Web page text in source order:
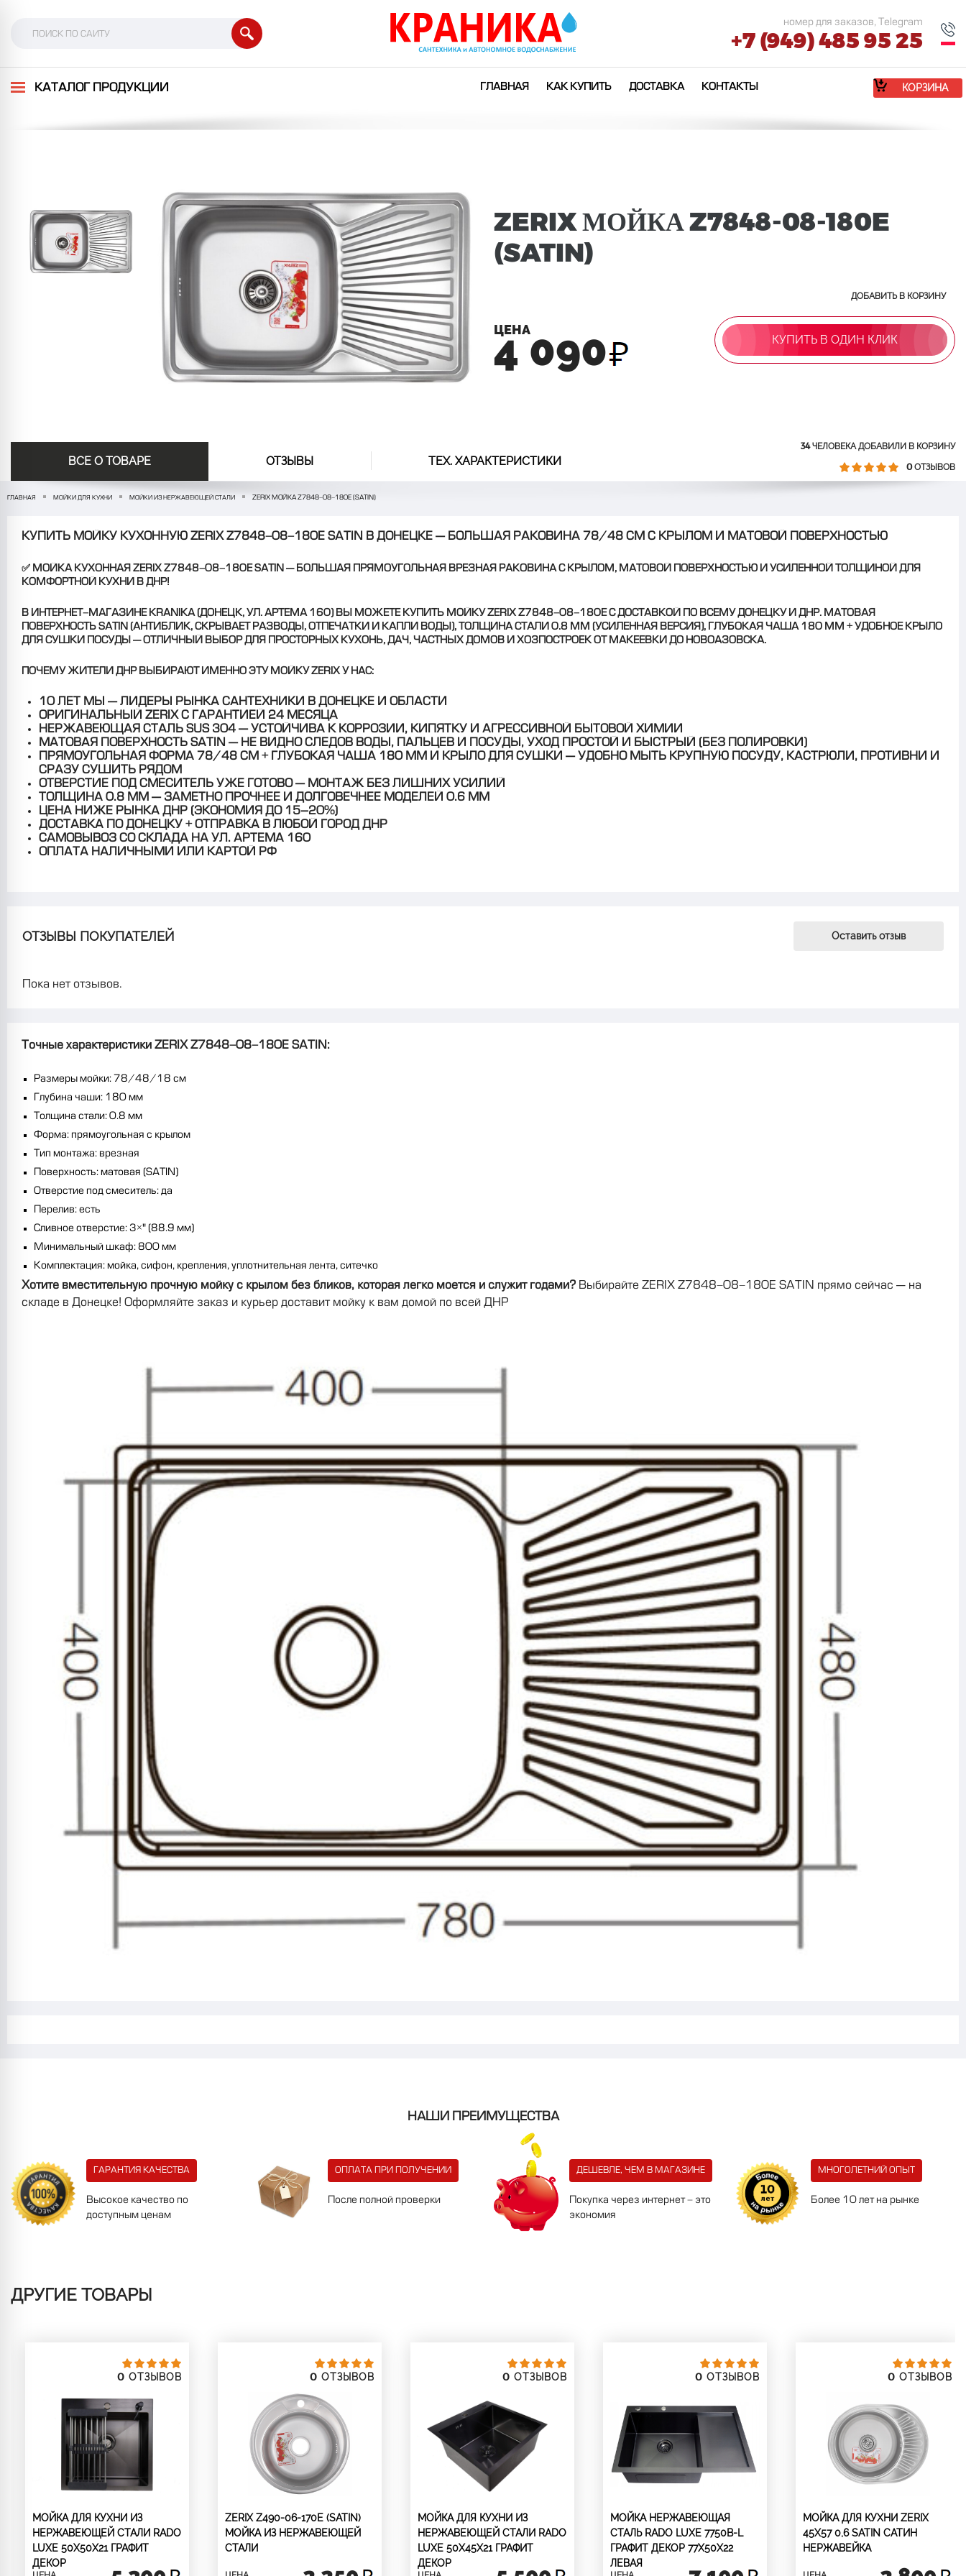
номер для заказов, Telegram
+7 (949) 485 95 25
КАТАЛОГ ПРОДУКЦИИ ГЛАВНАЯ КАК КУПИТЬ ДОСТАВКА КОНТАКТЫ КОРЗИНА
ZERIX МОЙКА Z7848-08-180E
(SATIN)
ДОБАВИТЬ В КОРЗИНУ
ЦЕНА
4 090 КУПИТЬ В ОДИН КЛИК
ВСЕ О ТОВАРЕ ОТЗЫВЫ ТЕХ. ХАРАКТЕРИСТИКИ
34ЧЕЛОВЕКА ДОБАВИЛИ В КОРЗИНУ
0ОТЗЫВОВ
ГЛАВНАЯ МОЙКИ ДЛЯ КУХНИ МОЙКИ ИЗ НЕРЖАВЕЮЩЕЙ СТАЛИ ZERIX МОЙКА Z7848-08-180E (SATIN)
КУПИТЬ МОЙКУ КУХОННУЮ ZERIX Z7848-08-180E SATIN В ДОНЕЦКЕ — БОЛЬШАЯ РАКОВИНА 78/48 СМ С КРЫЛОМ И МАТОВОЙ ПОВЕРХНОСТЬЮ
✅ МОЙКА КУХОННАЯ ZERIX Z7848-08-180E SATIN — БОЛЬШАЯ ПРЯМОУГОЛЬНАЯ ВРЕЗНАЯ РАКОВИНА С КРЫЛОМ, МАТОВОЙ ПОВЕРХНОСТЬЮ И УСИЛЕННОЙ ТОЛЩИНОЙ ДЛЯ
КОМФОРТНОЙ КУХНИ В ДНР!
В ИНТЕРНЕТ-МАГАЗИНЕ KRANIKA(ДОНЕЦК, УЛ. АРТЕМА 160) ВЫ МОЖЕТЕ КУПИТЬ МОЙКУ ZERIX Z7848-08-180EС ДОСТАВКОЙ ПО ВСЕМУ ДОНЕЦКУ И ДНР. МАТОВАЯ
ПОВЕРХНОСТЬ SATIN (АНТИБЛИК, СКРЫВАЕТ РАЗВОДЫ, ОТПЕЧАТКИ И КАПЛИ ВОДЫ), ТОЛЩИНА СТАЛИ 0.8 ММ (УСИЛЕННАЯ ВЕРСИЯ), ГЛУБОКАЯ ЧАША 180 ММ + УДОБНОЕ КРЫЛО
ДЛЯ СУШКИ ПОСУДЫ — ОТЛИЧНЫЙ ВЫБОР ДЛЯ ПРОСТОРНЫХ КУХОНЬ, ДАЧ, ЧАСТНЫХ ДОМОВ И ХОЗПОСТРОЕК ОТ МАКЕЕВКИ ДО НОВОАЗОВСКА.
ПОЧЕМУ ЖИТЕЛИ ДНР ВЫБИРАЮТ ИМЕННО ЭТУ МОЙКУ ZERIX У НАС:
10 ЛЕТ МЫ — ЛИДЕРЫ РЫНКА САНТЕХНИКИ В ДОНЕЦКЕ И ОБЛАСТИ
ОРИГИНАЛЬНЫЙ ZERIX С ГАРАНТИЕЙ 24 МЕСЯЦА
НЕРЖАВЕЮЩАЯ СТАЛЬ SUS 304 — УСТОЙЧИВА К КОРРОЗИИ, КИПЯТКУ И АГРЕССИВНОЙ БЫТОВОЙ ХИМИИ
МАТОВАЯ ПОВЕРХНОСТЬ SATIN — НЕ ВИДНО СЛЕДОВ ВОДЫ, ПАЛЬЦЕВ И ПОСУДЫ, УХОД ПРОСТОЙ И БЫСТРЫЙ (БЕЗ ПОЛИРОВКИ)
ПРЯМОУГОЛЬНАЯ ФОРМА 78/48 СМ + ГЛУБОКАЯ ЧАША 180 ММ И КРЫЛО ДЛЯ СУШКИ — УДОБНО МЫТЬ КРУПНУЮ ПОСУДУ, КАСТРЮЛИ, ПРОТИВНИ И
СРАЗУ СУШИТЬ РЯДОМ
ОТВЕРСТИЕ ПОД СМЕСИТЕЛЬ УЖЕ ГОТОВО — МОНТАЖ БЕЗ ЛИШНИХ УСИЛИЙ
ТОЛЩИНА 0.8 ММ — ЗАМЕТНО ПРОЧНЕЕ И ДОЛГОВЕЧНЕЕ МОДЕЛЕЙ 0.6 ММ
ЦЕНА НИЖЕ РЫНКА ДНР (ЭКОНОМИЯ ДО 15–20%)
ДОСТАВКА ПО ДОНЕЦКУ + ОТПРАВКА В ЛЮБОЙ ГОРОД ДНР
САМОВЫВОЗ СО СКЛАДА НА УЛ. АРТЕМА 160
ОПЛАТА НАЛИЧНЫМИ ИЛИ КАРТОЙ РФ
ОТЗЫВЫ ПОКУПАТЕЛЕЙ Оставить отзыв
Пока нет отзывов.
Точные характеристики ZERIX Z7848-08-180E SATIN:
Размеры мойки: 78/48/18 см
Глубина чаши: 180 мм
Толщина стали: 0.8 мм
Форма: прямоугольная с крылом
Тип монтажа: врезная
Поверхность: матовая (SATIN)
Отверстие под смеситель: да
Перелив: есть
Сливное отверстие: 3½" (88.9 мм)
Минимальный шкаф: 800 мм
Комплектация: мойка, сифон, крепления, уплотнительная лента, ситечко
Хотите вместительную прочную мойку с крылом без бликов, которая легко моется и служит годами? Выбирайте ZERIX Z7848-08-180E SATIN прямо сейчас — на
складе в Донецке! Оформляйте заказ и курьер доставит мойку к вам домой по всей ДНР
НАШИ ПРЕИМУЩЕСТВА
ГАРАНТИЯ КАЧЕСТВА
Высокое качество по
доступным ценам
ОПЛАТА ПРИ ПОЛУЧЕНИИ
После полной проверки
ДЕШЕВЛЕ, ЧЕМ В МАГАЗИНЕ
Покупка через интернет - это
экономия
МНОГОЛЕТНИЙ ОПЫТ
Более 10 лет на рынке
ДРУГИЕ ТОВАРЫ
0 ОТЗЫВОВ
МОЙКА ДЛЯ КУХНИ ИЗ
НЕРЖАВЕЮЩЕЙ СТАЛИ RADO
LUXE 50X50Х21 ГРАФИТ
ДЕКОР
0 ОТЗЫВОВ
ZERIX Z490-06-170E (SATIN)
МОЙКА ИЗ НЕРЖАВЕЮЩЕЙ
СТАЛИ
0 ОТЗЫВОВ
МОЙКА ДЛЯ КУХНИ ИЗ
НЕРЖАВЕЮЩЕЙ СТАЛИ RADO
LUXE 50X45Х21 ГРАФИТ
ДЕКОР
0 ОТЗЫВОВ
МОЙКА НЕРЖАВЕЮЩАЯ
СТАЛЬ RADO LUXE 7750B-L
ГРАФИТ ДЕКОР 77Х50Х22
ЛЕВАЯ
0 ОТЗЫВОВ
МОЙКА ДЛЯ КУХНИ ZERIX
45X57 0,6 SATIN САТИН
НЕРЖАВЕЙКА